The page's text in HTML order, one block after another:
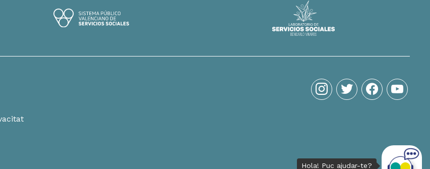
instagram
twitter facebookyoutube
Hola! Puc ajudar-te?